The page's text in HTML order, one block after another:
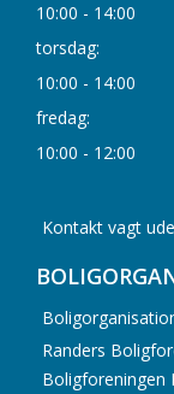
10:00 - 14:00
torsdag:
10:00 - 14:00
fredag:
10:00 - 12:00
Kontakt vagt
Randers
Boligforeningen